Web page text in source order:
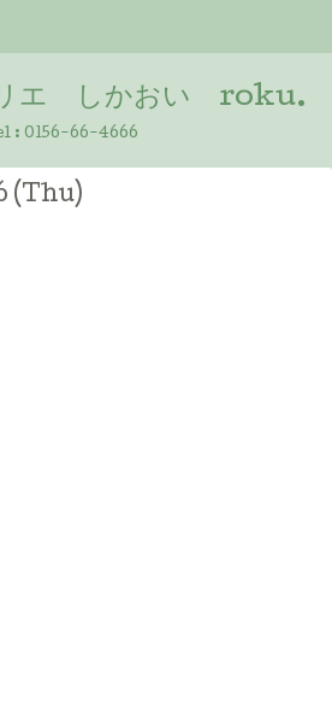
リエ しかおい roku.
: 0156-66-4666
(Thu)